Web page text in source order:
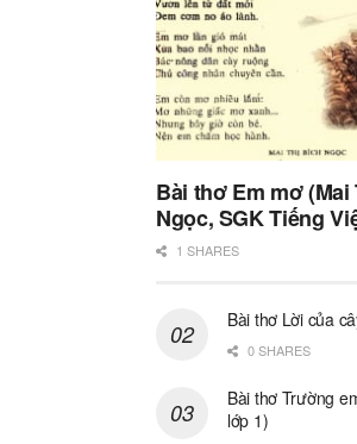
Bài thơ Em mơ
Ngọc, SGK Tiếng
1 SHARES
Bài thơ Lời của
0 SHARES
Bài thơ Trường
lớp 1)